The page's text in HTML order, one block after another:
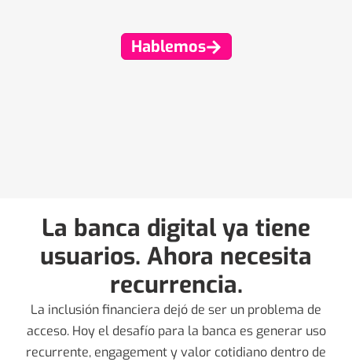
Hablemos
La banca digital ya tiene
usuarios. Ahora necesita
recurrencia.
La inclusión financiera dejó de ser un problema de
acceso. Hoy el desafío para la banca es generar uso
recurrente, engagement y valor cotidiano dentro de